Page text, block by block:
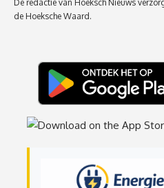
De redactie van Hoeksch Nieuws
de Hoeksche Waard.